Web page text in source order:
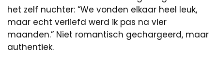
het zelf nuchter: “We vonden elkaar heel leuk,
maar echt verliefd werd ik pas na vier
maanden.” Niet romantisch gechargeerd, maar
authentiek.